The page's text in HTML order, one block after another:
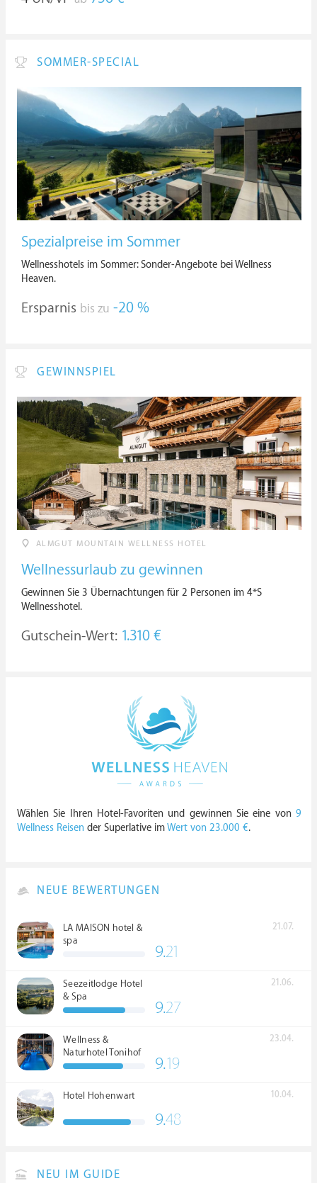
SOMMER-SPECIAL
Spezialpreise im Sommer
Wellnesshotels im Sommer: Sonder-Angebote bei Wellness
Heaven.
Ersparnis bis zu -20 %
GEWINNSPIEL
ALMGUT MOUNTAIN WELLNESS HOTEL
Wellnessurlaub zu gewinnen
Gewinnen Sie 3 Übernachtungen für 2 Personen im 4*S
Wellnesshotel.
Gutschein-Wert: 1.310 €
Wählen Sie Ihren Hotel-Favoriten und gewinnen Sie eine von 9
Wellness Reisen der Superlative imWert von 23.000 €.
NEUE BEWERTUNGEN
LA MAISON hotel &
spa
21.07.
9.21
Seezeitlodge Hotel
& Spa
21.06.
9.27
Wellness &
Naturhotel Tonihof
****S
23.04.
9.19
Hotel Hohenwart 10.04.
9.48
NEU IM GUIDE